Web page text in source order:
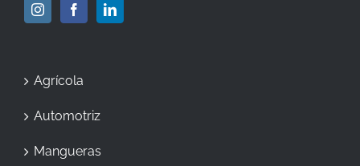
Agrícola
Automotriz
Mangueras